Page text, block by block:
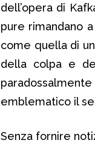
dell’opera di
pure rimandano
come quella di
della colpa e
emblematico il
Senza fornire